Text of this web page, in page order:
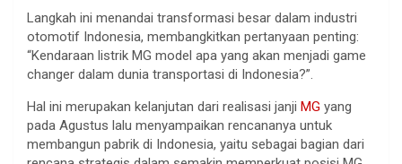
Langkah ini menandai transformasi besar dalam industri
otomotif Indonesia, membangkitkan pertanyaan penting:
“Kendaraan listrik MG model apa yang akan menjadi game
changer dalam dunia transportasi di Indonesia?”.
Hal ini merupakan kelanjutan dari realisasi janji MG yang
pada Agustus lalu menyampaikan rencananya untuk
membangun pabrik di Indonesia, yaitu sebagai bagian dari